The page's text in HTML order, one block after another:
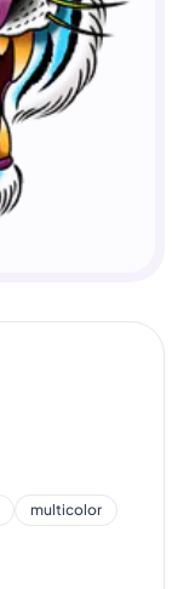
multicolor